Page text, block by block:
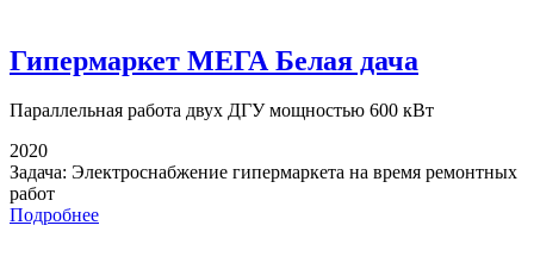
Гипермаркет МЕГА Белая дача
Параллельная работа двух ДГУ мощностью 600 кВт
2020
Задача: Электроснабжение гипермаркета на время ремонтных
работ
Подробнее